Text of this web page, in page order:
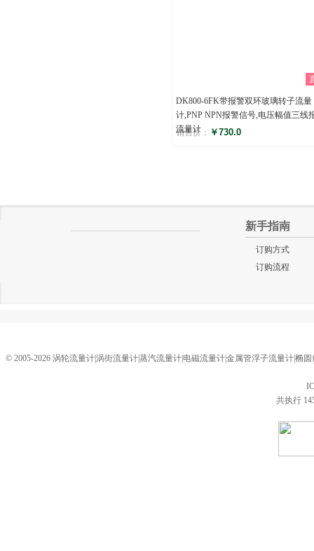
DK800-6FK带报警双环玻璃转子流量
计,PNP NPN报警信号,电压幅值三线
流量计
销售价： ￥730.0
新手指南
订购方式
订购流程
© 2005-2026 涡轮流量计|涡街流量计|蒸汽流量计|电磁流量计|金属管浮子流量计|椭
共执行